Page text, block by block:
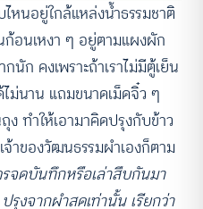
หนอยู่ใกล้แหล่งน้ำธรรมชาติ
อนเหงา ๆ อยู่ตามแผงผัก
นัก คงเพราะถ้าเราไม่มีตู้เย็น
ม่นาน แถมขนาดเม็ดจิ๋ว ๆ
ง ทำให้เอามาคิดปรุงกับข้าว
าของวัฒนธรรมผำเองก็ตาม
จดบันทึกหรือเล่าสืบกันมา
งจากผำสดเท่านั้น เรียกว่า